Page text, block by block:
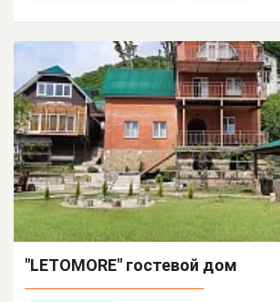
"LETOMORE" гостевой дом